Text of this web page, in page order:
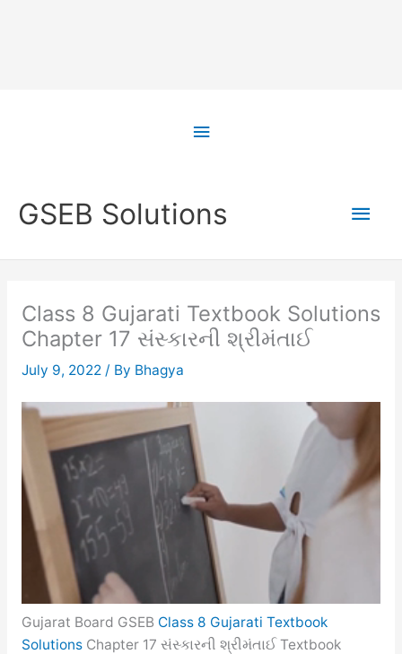
Above
GSEB Solutions
Main
Class 8 Gujarati Textbook Solutions
Chapter 17 સંસ્કારની શ્રીમંતાઈ
July 9, 2022 / By Bhagya
Gujarat Board GSEB Class 8 Gujarati Textbook
SolutionsChapter 17 સંસ્કારની શ્રીમંતાઈ Textbook